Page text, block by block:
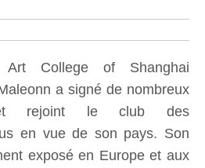
College of Shanghai
a signé de nombreux
et rejoint le club des
en vue de son pays. Son
exposé en Europe et aux